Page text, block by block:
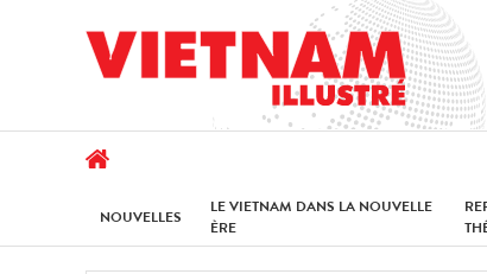
NOUVELLES
LE VIETNAM DANS LA NOUVELLE
ÈRE